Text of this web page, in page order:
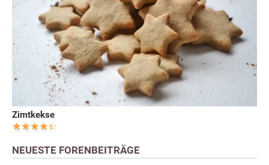
Zimtkekse
NEUESTE FORENBEITRÄGE